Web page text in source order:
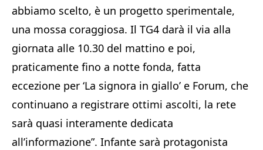
abbiamo scelto, è un progetto sperimentale,
una mossa coraggiosa. Il TG4 darà il via alla
giornata alle 10.30 del mattino e poi,
praticamente fino a notte fonda, fatta
eccezione per ‘La signora in giallo’ e Forum, che
continuano a registrare ottimi ascolti, la rete
sarà quasi interamente dedicata
all’informazione”. Infante sarà protagonista